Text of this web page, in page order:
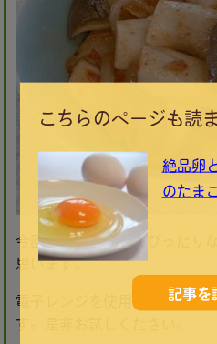
今回は、おつまみにぴったり
思います。
電子レンジを使用することで
す。是非お試しください。
こちらのページも読
絶品卵
のたま
記事を